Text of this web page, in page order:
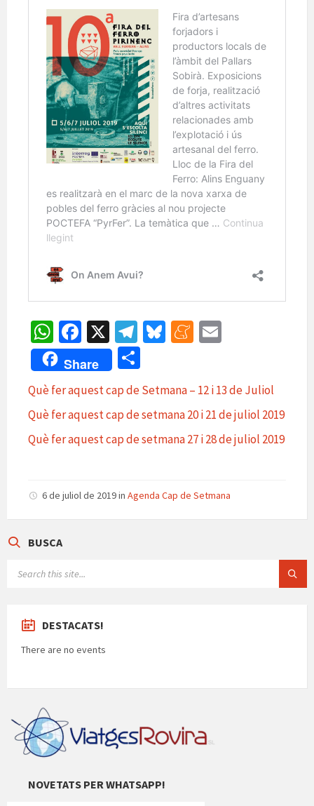
W
h
at
sA
p
p
Fa
ce
b
o
o
k
X
Te
le
gr
a
m
Bl
ky
M
ea
m
e
l
Share
o
m
p
ar
ix
Què fer aquest cap de Setmana – 12 i 13 de Juliol
Què fer aquest cap de setmana 20 i 21 de juliol 2019
Què fer aquest cap de setmana 27 i 28 de juliol 2019
6 de juliol de 2019in Agenda Cap de Setmana
BUSCA
DESTACATS!
There are no events
NOVETATS PER WHATSAPP!